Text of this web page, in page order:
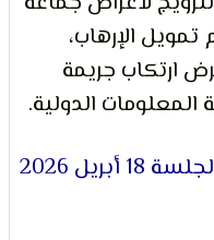
جريمة
الدولية.